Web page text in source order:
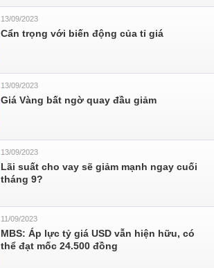
13/09/2023
Cẩn trọng với biến động của tỉ giá
13/09/2023
Giá Vàng bất ngờ quay đầu giảm
13/09/2023
Lãi suất cho vay sẽ giảm mạnh ngay cuối
tháng 9?
11/09/2023
MBS: Áp lực tỷ giá USD vẫn hiện hữu, có
thể đạt mốc 24.500 đồng